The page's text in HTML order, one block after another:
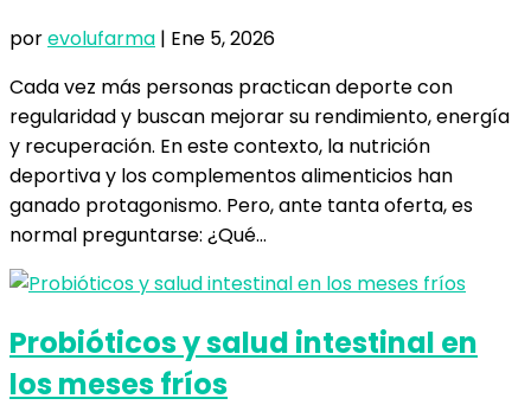
porevolufarma | Ene 5, 2026
Cada vez más personas practican deporte con
regularidad y buscan mejorar su rendimiento, energía
y recuperación. En este contexto, la nutrición
deportiva y los complementos alimenticios han
ganado protagonismo. Pero, ante tanta oferta, es
normal preguntarse: ¿Qué...
Probióticos y salud intestinal en
los meses fríos